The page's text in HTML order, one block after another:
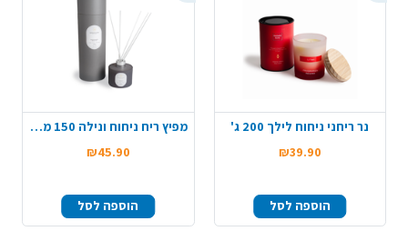
נר ריחני ניחוח לילך 200 ג'
₪39.90
הוספה לסל
מפיץ ריח ניחוח ונילה 150 מ"ל
₪45.90
הוספה לסל